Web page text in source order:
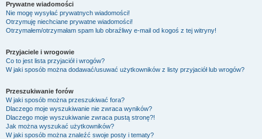
Prywatne wiadomości
Nie mogę wysyłać prywatnych wiadomości!
Otrzymuję niechciane prywatne wiadomości!
Otrzymałem/otrzymałam spam lub obraźliwy e-mail od kogoś z tej witryny!
Przyjaciele i wrogowie
Co to jest lista przyjaciół i wrogów?
W jaki sposób można dodawać/usuwać użytkowników z listy przyjaciół lub wrogów?
Przeszukiwanie forów
W jaki sposób można przeszukiwać fora?
Dlaczego moje wyszukiwanie nie zwraca wyników?
Dlaczego moje wyszukiwanie zwraca pustą stronę?!
Jak można wyszukać użytkowników?
W jaki sposób można znaleźć swoje posty i tematy?